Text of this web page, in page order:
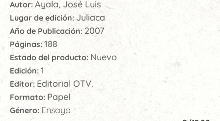
Autor: Ayala, José Luis
Lugar de edición: Juliaca
Año de Publicación:2007
Páginas: 188
Estado del producto: Nuevo
Edición: 1
Editor: Editorial OTV.
Formato: Papel
Género: Ensayo